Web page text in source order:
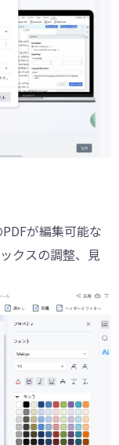
が編集可能な
クスの調整、見